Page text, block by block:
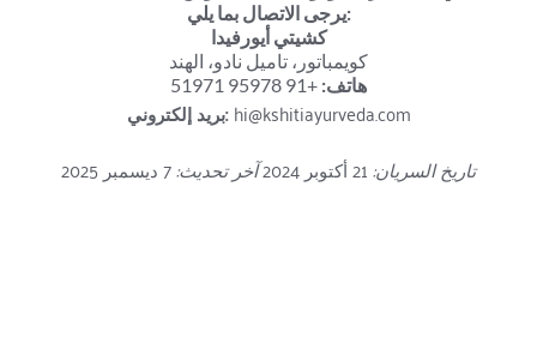
يرجى الاتصال بما يلي:
كشيتي أيورفيدا
كويمباتور، تاميل نادو، الهند
هاتف: +91 95978 51971
بريد إلكتروني: hi@kshitiayurveda.com
تاريخ السريان:
آخر تحديث: